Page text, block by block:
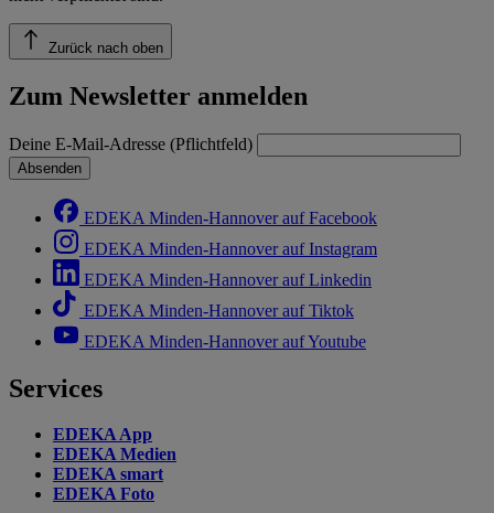
Zurück nach oben
Zum Newsletter anmelden
Deine E-Mail-Adresse (Pflichtfeld)
Absenden
EDEKA Minden-Hannover auf Facebook
EDEKA Minden-Hannover auf Instagram
EDEKA Minden-Hannover auf Linkedin
EDEKA Minden-Hannover auf Tiktok
EDEKA Minden-Hannover auf Youtube
Services
EDEKA App
EDEKA Medien
EDEKA smart
EDEKA Foto